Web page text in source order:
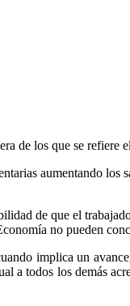
de los que se refiere
aumentando los
de que el
no pueden
implica un
a todos los demás